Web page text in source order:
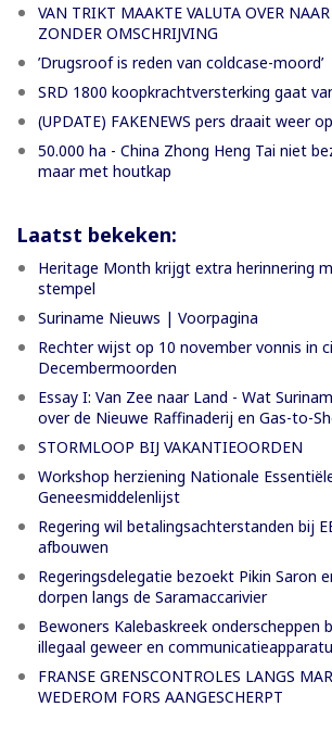
VAN TRIKT MAAKTE VALUTA OVER
ZONDER OMSCHRIJVING
’Drugsroof is reden van coldcase-moord’
SRD 1800 koopkrachtversterking gaat
(UPDATE) FAKENEWS pers draait weer
50.000 ha - China Zhong Heng Tai niet
maar met houtkap
Laatst bekeken:
Heritage Month krijgt extra herinnering
stempel
Suriname Nieuws | Voorpagina
Rechter wijst op 10 november vonnis in
Decembermoorden
Essay I: Van Zee naar Land - Wat
over de Nieuwe Raffinaderij en Gas-to-
STORMLOOP BIJ VAKANTIEOORDEN
Workshop herziening Nationale
Geneesmiddelenlijst
Regering wil betalingsachterstanden bij
afbouwen
Regeringsdelegatie bezoekt Pikin Saron
dorpen langs de Saramaccarivier
Bewoners Kalebaskreek onderscheppen
illegaal geweer en
FRANSE GRENSCONTROLES LANGS
WEDEROM FORS AANGESCHERPT